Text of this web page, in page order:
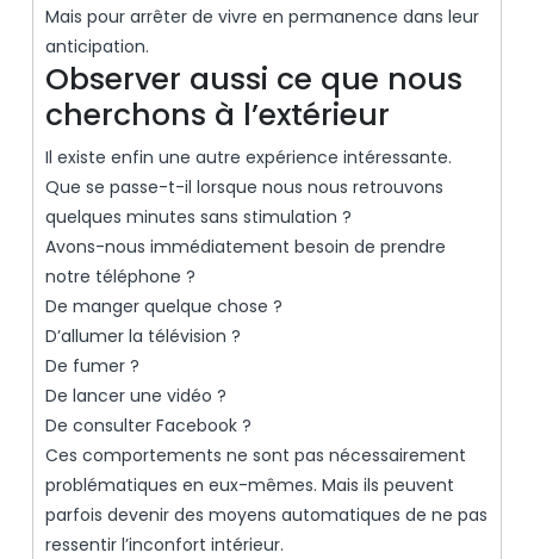
Mais pour arrêter de vivre en permanence dans leur
anticipation.
Observer aussi ce que nous
cherchons à l’extérieur
Il existe enfin une autre expérience intéressante.
Que se passe-t-il lorsque nous nous retrouvons
quelques minutes sans stimulation ?
Avons-nous immédiatement besoin de prendre
notre téléphone ?
De manger quelque chose ?
D’allumer la télévision ?
De fumer ?
De lancer une vidéo ?
De consulter Facebook ?
Ces comportements ne sont pas nécessairement
problématiques en eux-mêmes. Mais ils peuvent
parfois devenir des moyens automatiques de ne pas
ressentir l’inconfort intérieur.